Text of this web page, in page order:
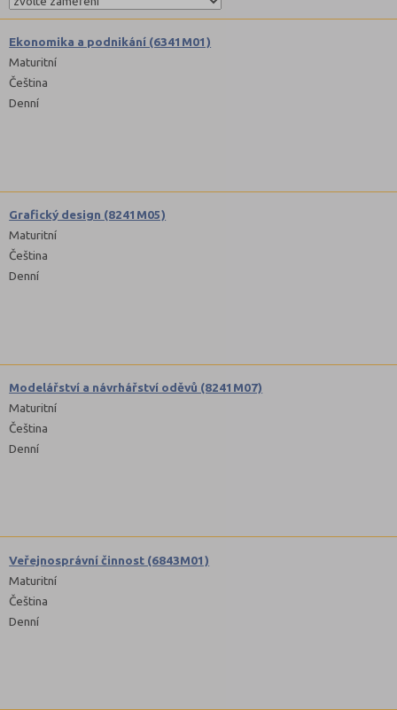
Ekonomika a podnikání (6341M01)
Maturitní
Čeština
Denní
Grafický design (8241M05)
Maturitní
Čeština
Denní
Modelářství a návrhářství oděvů (8241M07)
Maturitní
Čeština
Denní
Veřejnosprávní činnost (6843M01)
Maturitní
Čeština
Denní